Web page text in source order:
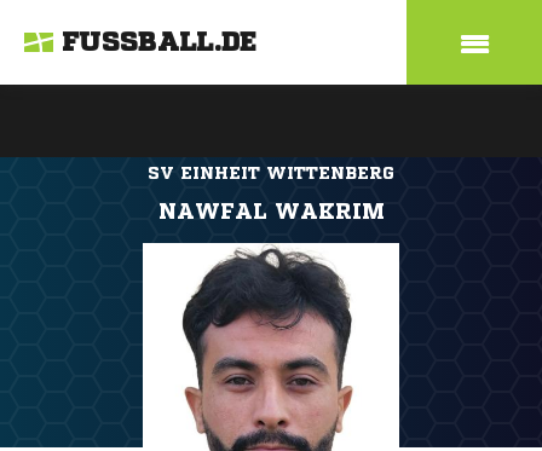
FUSSBALL.DE
SV EINHEIT WITTENBERG
NAWFAL WAKRIM